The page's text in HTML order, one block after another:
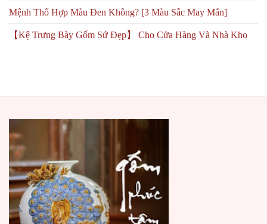
Mệnh Thổ Hợp Màu Đen Không? [3 Màu Sắc May Mắn]
【Kệ Trưng Bày Gốm Sứ Đẹp】 Cho Cửa Hàng Và Nhà Kho